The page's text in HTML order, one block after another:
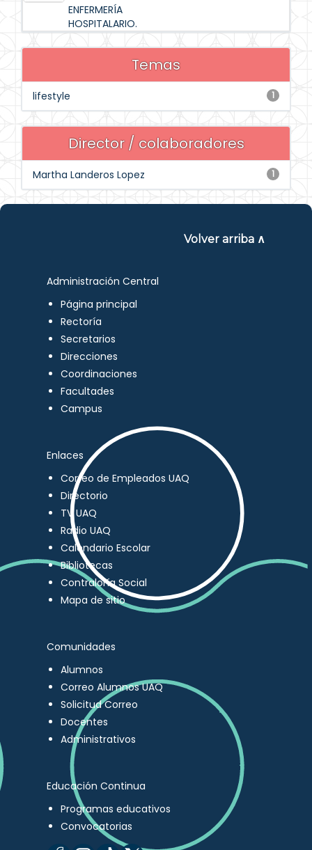
ENFERMERÍA
HOSPITALARIO.
Temas
1
lifestyle
Director / colaboradores
1
Martha Landeros Lopez
Volver arriba ∧
Administración Central
Página principal
Rectoría
Secretarios
Direcciones
Coordinaciones
Facultades
Campus
Enlaces
Correo de Empleados UAQ
Directorio
TV UAQ
Radio UAQ
Calendario Escolar
Bibliotecas
Contraloría Social
Mapa de sitio
Comunidades
Alumnos
Correo Alumnos UAQ
Solicitud Correo
Docentes
Administrativos
Educación Continua
Programas educativos
Convocatorias